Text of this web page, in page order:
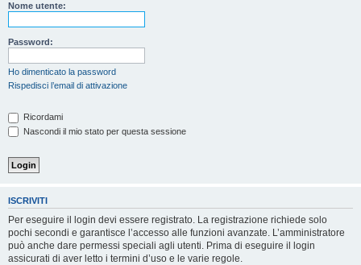
Nome utente:
Password:
Ho dimenticato la password
Rispedisci l’email di attivazione
Ricordami
Nascondi il mio stato per questa sessione
ISCRIVITI
Per eseguire il login devi essere registrato. La registrazione richiede solo
pochi secondi e garantisce l’accesso alle funzioni avanzate. L’amministratore
può anche dare permessi speciali agli utenti. Prima di eseguire il login
assicurati di aver letto i termini d’uso e le varie regole.